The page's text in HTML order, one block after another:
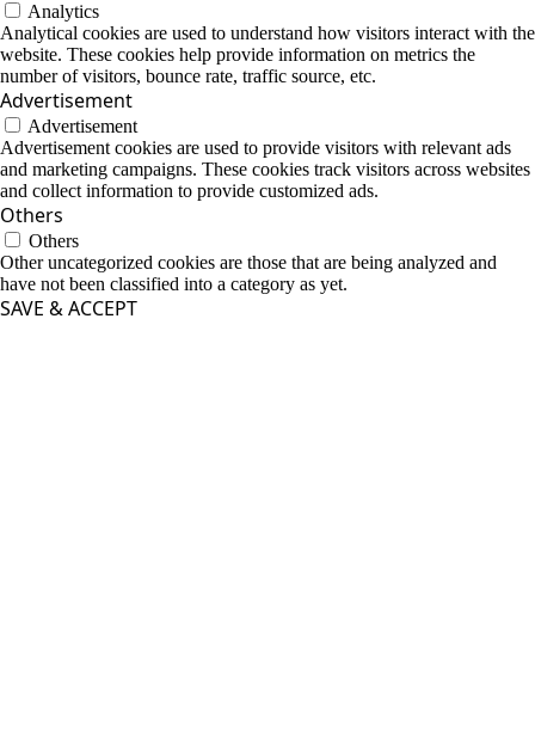
Analytics
Analytical cookies are used to understand how visitors interact with the
website. These cookies help provide information on metrics the
number of visitors, bounce rate, traffic source, etc.
Advertisement
Advertisement
Advertisement cookies are used to provide visitors with relevant ads
and marketing campaigns. These cookies track visitors across websites
and collect information to provide customized ads.
Others
Others
Other uncategorized cookies are those that are being analyzed and
have not been classified into a category as yet.
SAVE & ACCEPT